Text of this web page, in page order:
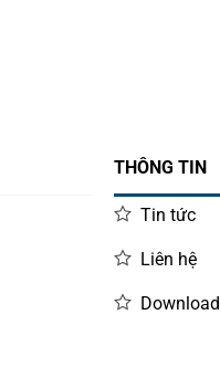
THÔNG TIN
Tin tức
Liên hệ
Download